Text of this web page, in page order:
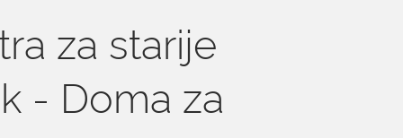
za starije
- Doma za